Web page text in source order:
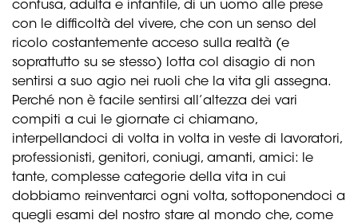
confusa, adulta e infantile, di un uomo alle prese
con le difficoltà del vivere, che con un senso del
ricolo costantemente acceso sulla realtà (e
soprattutto su se stesso) lotta col disagio di non
sentirsi a suo agio nei ruoli che la vita gli assegna.
Perché non è facile sentirsi all’altezza dei vari
compiti a cui le giornate ci chiamano,
interpellandoci di volta in volta in veste di lavoratori,
professionisti, genitori, coniugi, amanti, amici: le
tante, complesse categorie della vita in cui
dobbiamo reinventarci ogni volta, sottoponendoci a
quegli esami del nostro stare al mondo che, come